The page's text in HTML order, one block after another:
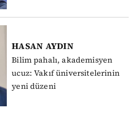
HASAN AYDIN
Bilim pahalı, akademisyen
ucuz: Vakıf üniversitelerinin
yeni düzeni